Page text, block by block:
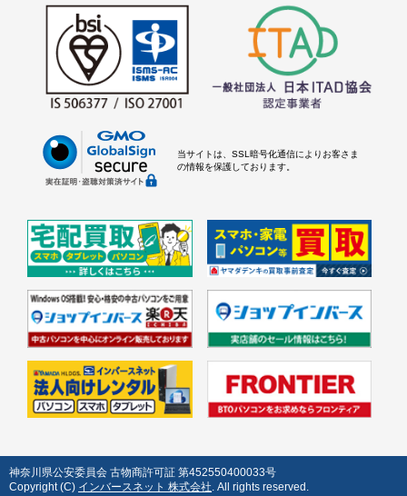
当サイトは、SSL暗号化通信によりお客さま
の情報を保護しております。
神奈川県公安委員会 古物商許可証 第452550400033号
Copyright (C) インバースネット 株式会社. All rights reserved.